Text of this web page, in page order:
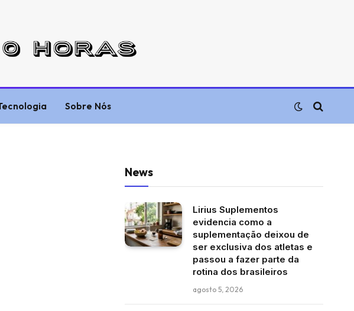
Sobre Nós
News
Lirius Suplementos
evidencia como a
suplementação deixou de
ser exclusiva dos atletas e
passou a fazer parte da
rotina dos brasileiros
agosto 5, 2026